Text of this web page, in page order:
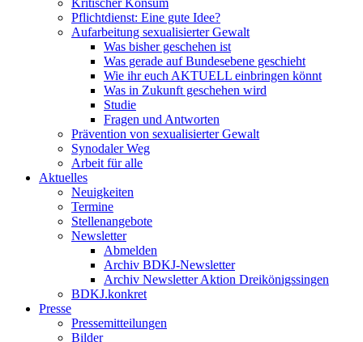
Pflichtdienst: Eine gute Idee?
Aufarbeitung sexualisierter Gewalt
Was bisher geschehen ist
Was gerade auf Bundesebene geschieht
Wie ihr euch AKTUELL einbringen könnt
Was in Zukunft geschehen wird
Studie
Fragen und Antworten
Prävention von sexualisierter Gewalt
Synodaler Weg
Arbeit für alle
Aktuelles
Neuigkeiten
Termine
Stellenangebote
Newsletter
Abmelden
Archiv BDKJ-Newsletter
Archiv Newsletter Aktion Dreikönigssingen
BDKJ.konkret
Presse
Pressemitteilungen
Bilder